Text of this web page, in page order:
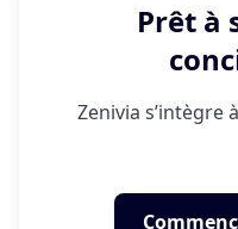
Prêt à
Zenivia s’intègre